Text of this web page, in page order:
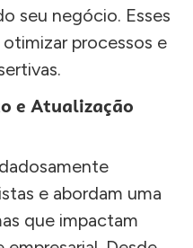
seu negócio. Esses
otimizar processos e
e Atualização
e abordam uma
que impactam